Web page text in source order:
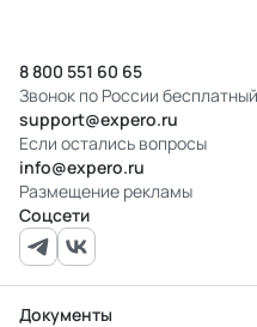
8 800 551 60 65
Звонок по России бесплатный
support@expero.ru
Если остались вопросы
info@expero.ru
Размещение рекламы
Соцсети
Документы